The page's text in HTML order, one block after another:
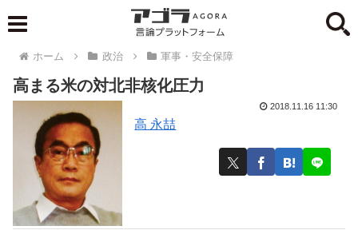
ホーム 政治 軍事・安全保障
高まる米の対北非核化圧力
高 永喆
2018.11.16 11:30